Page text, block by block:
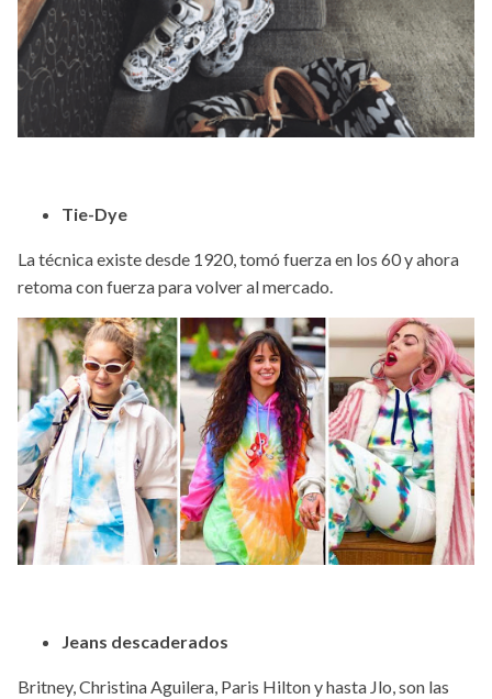
Tie-Dye
La técnica existe desde 1920, tomó fuerza en los 60 y ahora
retoma con fuerza para volver al mercado.
Jeans descaderados
Britney, Christina Aguilera, Paris Hilton y hasta Jlo, son las